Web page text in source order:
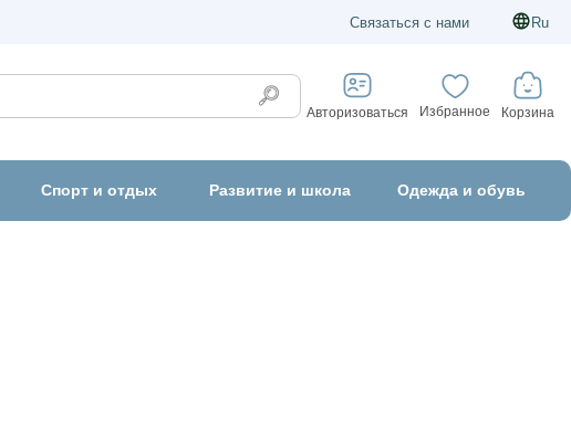
Связаться с нами Ru
Авторизоваться Избранное Корзина
Спорт и отдых Развитие и школа Одежда и обувь